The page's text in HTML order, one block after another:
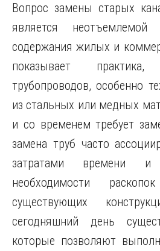
Вопрос замены старых
является неотъемлемой
содержания жилых и
показывает
трубопроводов, особенно
из стальных или медных
и со временем требует
замена труб часто
затратами времени и
необходимости
существующих
сегодняшний день
которые позволяют